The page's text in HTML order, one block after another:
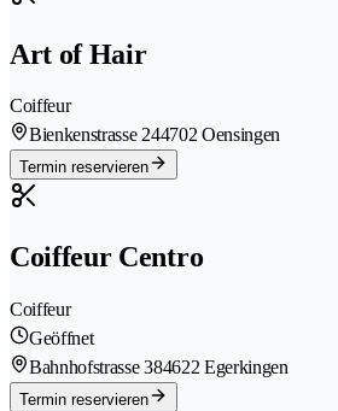
Art of Hair
Coiffeur
Bienkenstrasse 244702 Oensingen
Termin reservieren
Coiffeur Centro
Coiffeur
Geöffnet
Bahnhofstrasse 384622 Egerkingen
Termin reservieren